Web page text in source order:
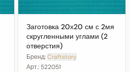
Заготовка 20х20 см с 2мя
скругленными углами (2
отверстия)
Бренд:Craftstory
Арт.: 522051